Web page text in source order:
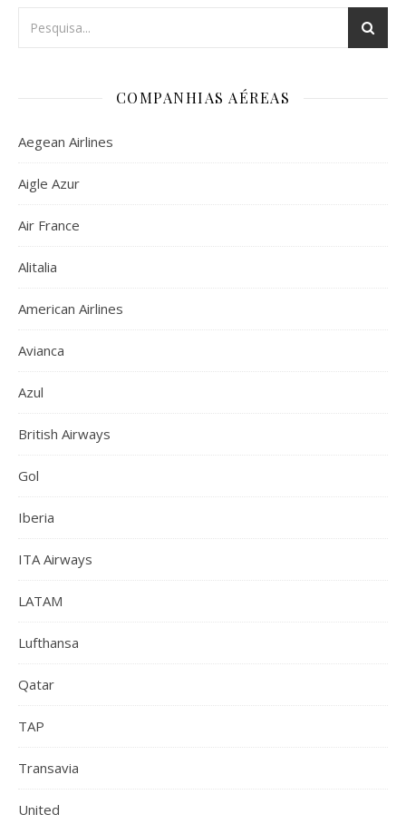
COMPANHIAS AÉREAS
Aegean Airlines
Aigle Azur
Air France
Alitalia
American Airlines
Avianca
Azul
British Airways
Gol
Iberia
ITA Airways
LATAM
Lufthansa
Qatar
TAP
Transavia
United